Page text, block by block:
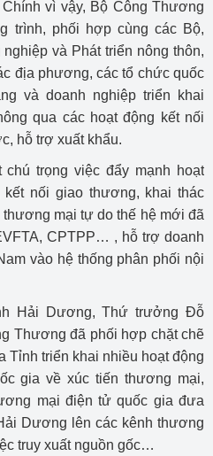
vì vậy, Bộ Công Thương
trình, phối hợp cùng các Bộ,
và Phát triển nông thôn,
địa phương, các tổ chức quốc
và doanh nghiệp triển khai
qua các hoạt động kết nối
hỗ trợ xuất khẩu.
trọng việc đẩy mạnh hoạt
nối giao thương, khai thác
mại tự do thế hệ mới đã
CPTPP… , hỗ trợ doanh
vào hệ thống phân phối nội
Hải Dương, Thứ trưởng Đỗ
Thương đã phối hợp chặt chẽ
Tỉnh triển khai nhiều hoạt động
gia về xúc tiến thương mại,
mại điện tử quốc gia đưa
Dương lên các kênh thương
truy xuất nguồn gốc…